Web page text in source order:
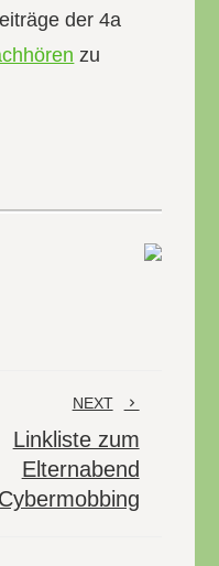
der 4a
zu
NEXT
Linkliste zum
Elternabend
Cybermobbing